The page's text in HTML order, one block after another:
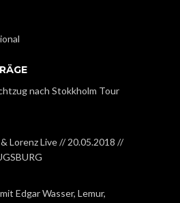
nach Stokkholm Tour
Lorenz Live // 20.05.2018 //
Edgar Wasser, Lemur,